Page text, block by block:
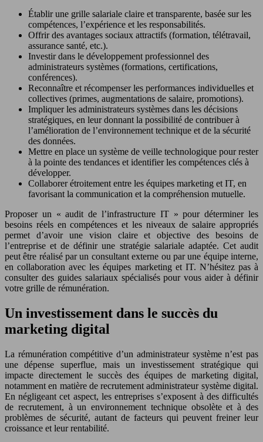
Établir une grille salariale claire et transparente, basée sur les
compétences, l’expérience et les responsabilités.
Offrir des avantages sociaux attractifs (formation, télétravail,
assurance santé, etc.).
Investir dans le développement professionnel des
administrateurs systèmes (formations, certifications,
conférences).
Reconnaître et récompenser les performances individuelles et
collectives (primes, augmentations de salaire, promotions).
Impliquer les administrateurs systèmes dans les décisions
stratégiques, en leur donnant la possibilité de contribuer à
l’amélioration de l’environnement technique et de la sécurité
des données.
Mettre en place un système de veille technologique pour rester
à la pointe des tendances et identifier les compétences clés à
développer.
Collaborer étroitement entre les équipes marketing et IT, en
favorisant la communication et la compréhension mutuelle.
Proposer un « audit de l’infrastructure IT » pour déterminer les
besoins réels en compétences et les niveaux de salaire appropriés
permet d’avoir une vision claire et objective des besoins de
l’entreprise et de définir une stratégie salariale adaptée. Cet audit
peut être réalisé par un consultant externe ou par une équipe interne,
en collaboration avec les équipes marketing et IT. N’hésitez pas à
consulter des guides salariaux spécialisés pour vous aider à définir
votre grille de rémunération.
Un investissement dans le succès du
marketing digital
La rémunération compétitive d’un administrateur système n’est pas
une dépense superflue, mais un investissement stratégique qui
impacte directement le succès des équipes de marketing digital,
notamment en matière de recrutement administrateur système digital.
En négligeant cet aspect, les entreprises s’exposent à des difficultés
de recrutement, à un environnement technique obsolète et à des
problèmes de sécurité, autant de facteurs qui peuvent freiner leur
croissance et leur rentabilité.